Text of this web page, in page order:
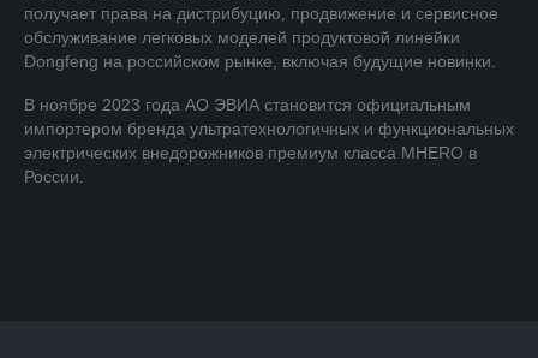
получает права на дистрибуцию, продвижение и сервисное
обслуживание легковых моделей продуктовой линейки
Dongfeng на российском рынке, включая будущие новинки.
В ноябре 2023 года АО ЭВИА становится официальным
импортером бренда ультратехнологичных и функциональных
электрических внедорожников премиум класса MHERO в
России.